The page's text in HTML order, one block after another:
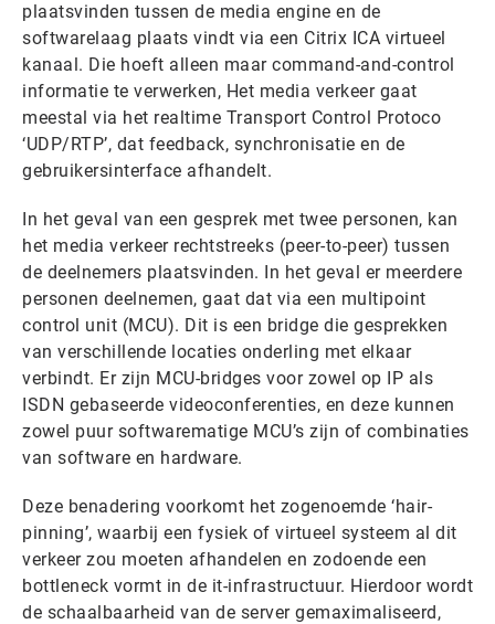
plaatsvinden tussen de media engine en de
softwarelaag plaats vindt via een Citrix ICA virtueel
kanaal. Die hoeft alleen maar command-and-control
informatie te verwerken, Het media verkeer gaat
meestal via het realtime Transport Control Protoco
‘UDP/RTP’, dat feedback, synchronisatie en de
gebruikersinterface afhandelt.
In het geval van een gesprek met twee personen, kan
het media verkeer rechtstreeks (peer-to-peer) tussen
de deelnemers plaatsvinden. In het geval er meerdere
personen deelnemen, gaat dat via een multipoint
control unit (MCU). Dit is een bridge die gesprekken
van verschillende locaties onderling met elkaar
verbindt. Er zijn MCU-bridges voor zowel op IP als
ISDN gebaseerde videoconferenties, en deze kunnen
zowel puur softwarematige MCU’s zijn of combinaties
van software en hardware.
Deze benadering voorkomt het zogenoemde ‘hair-
pinning’, waarbij een fysiek of virtueel systeem al dit
verkeer zou moeten afhandelen en zodoende een
bottleneck vormt in de it-infrastructuur. Hierdoor wordt
de schaalbaarheid van de server gemaximaliseerd,